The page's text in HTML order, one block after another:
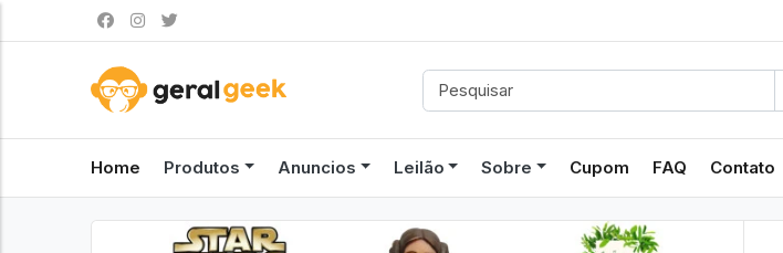
Home Produtos Anuncios Leilão Sobre Cupom FAQ Contato